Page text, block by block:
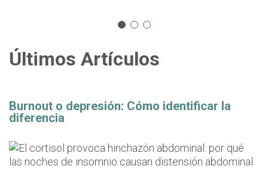
Últimos Artículos
Burnout o depresión: Cómo identificar la
diferencia